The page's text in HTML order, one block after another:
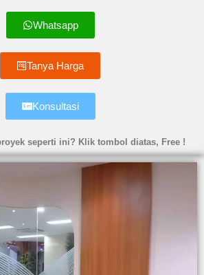
Whatsapp
Tanya Harga
Konsultasi
seperti ini? Klik tombol diatas, Free !